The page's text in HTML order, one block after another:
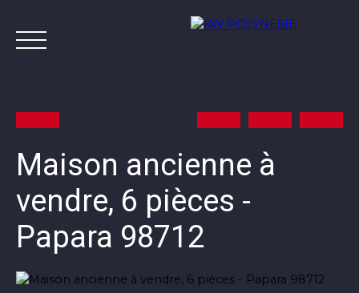
Annonces Vendre avec KW
Maison ancienne à
vendre, 6 pièces -
Papara 98712